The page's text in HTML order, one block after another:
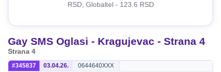
RSD; Globaltel - 123.6 RSD
Gay SMS Oglasi - Kragujevac - Strana 4
Strana 4
#345837 03.04.26. 0644640XXX